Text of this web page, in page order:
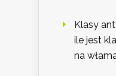
Klasy
ile jest
na